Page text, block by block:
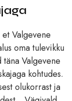
Valgevene
oma tulevikku
Valgevene
kohtudes.
olukorrast ja